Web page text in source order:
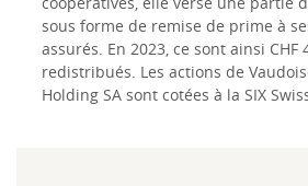
sous forme de remise de prime à
assurés. En 2023, ce sont ainsi
redistribués. Les actions de
Holding SA sont cotées à la SIX